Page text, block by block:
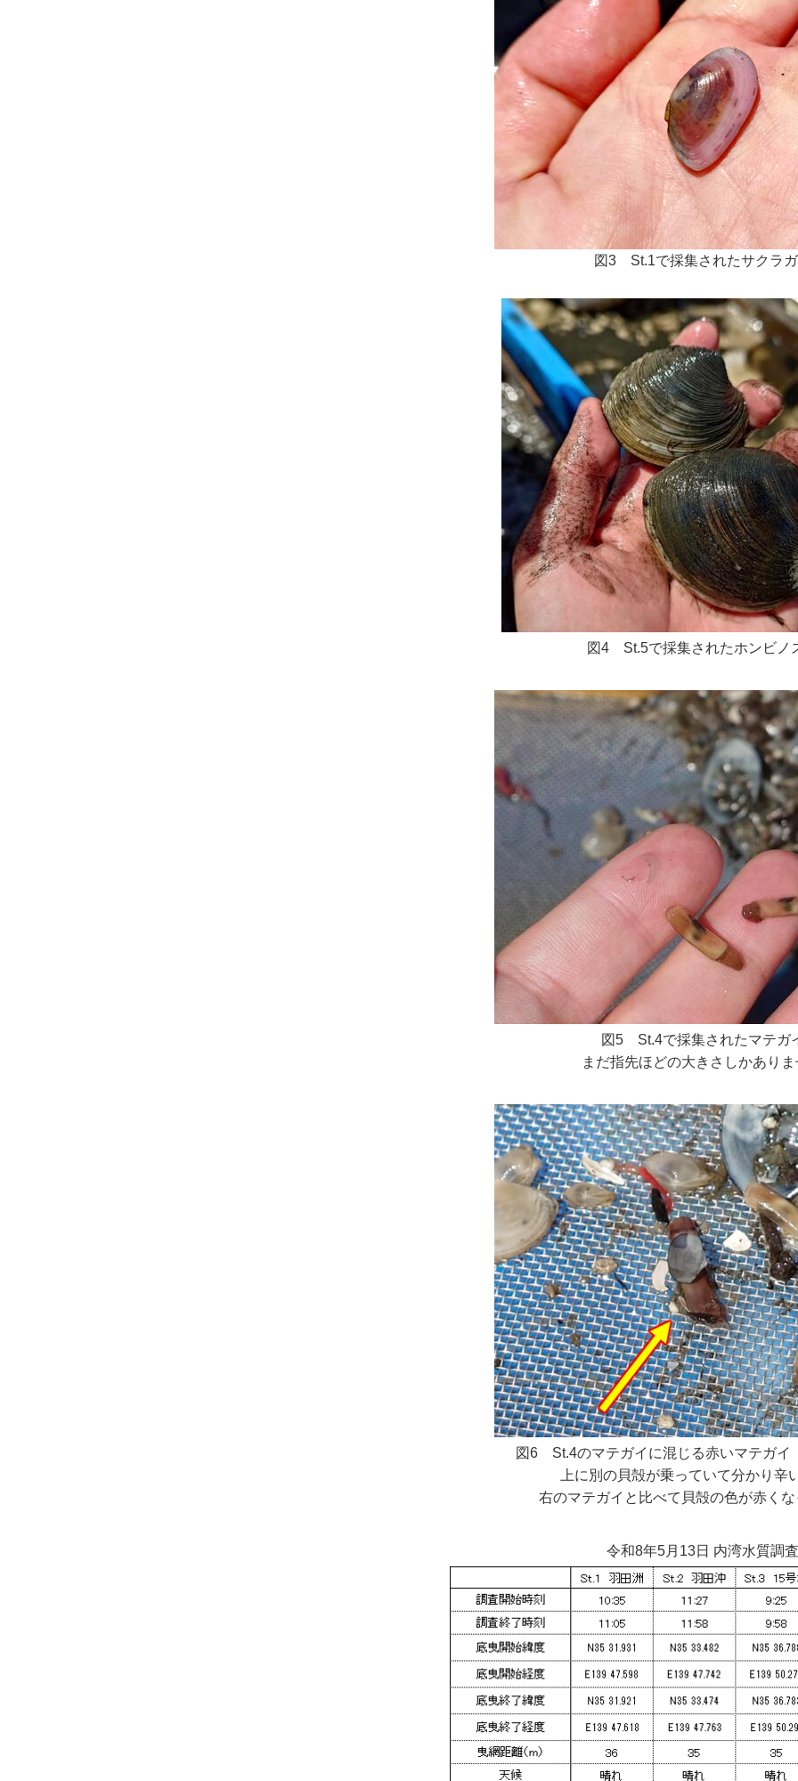
図3 St.1で採集されたサクラ
図4 St.5で採集されたホンビノ
図5 St.4で採集されたマテガ
まだ指先ほどの大きさしかあり
図6 St.4のマテガイに混じる赤いマテガイ
上に別の貝殻が乗っていて分かり辛
右のマテガイと比べて貝殻の色が赤く
令和8年5月13日 内湾水質調